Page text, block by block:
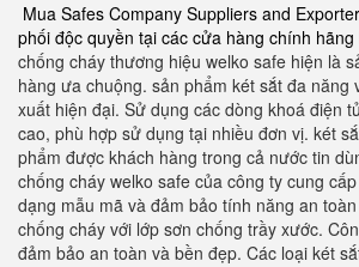
Mua Safes Company Suppliers and
phối độc quyền tại các cửa hàng chính hãng
chống cháy thương hiệu welko safe hiện là
hàng ưa chuộng. sản phẩm két sắt đa năng
xuất hiện đại. Sử dụng các dòng khoá điện
cao, phù hợp sử dụng tại nhiều đơn vị. két
phẩm được khách hàng trong cả nước tin
chống cháy welko safe của công ty cung
dạng mẫu mã và đảm bảo tính năng an
chống cháy với lớp sơn chống trầy xước.
đảm bảo an toàn và bền đẹp. Các loại két